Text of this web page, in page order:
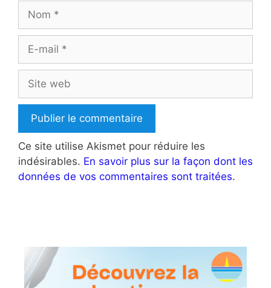
mail
web
Ce site utilise Akismet pour réduire les
indésirables. En savoir plus sur la façon dont les
données de vos commentaires sont traitées.